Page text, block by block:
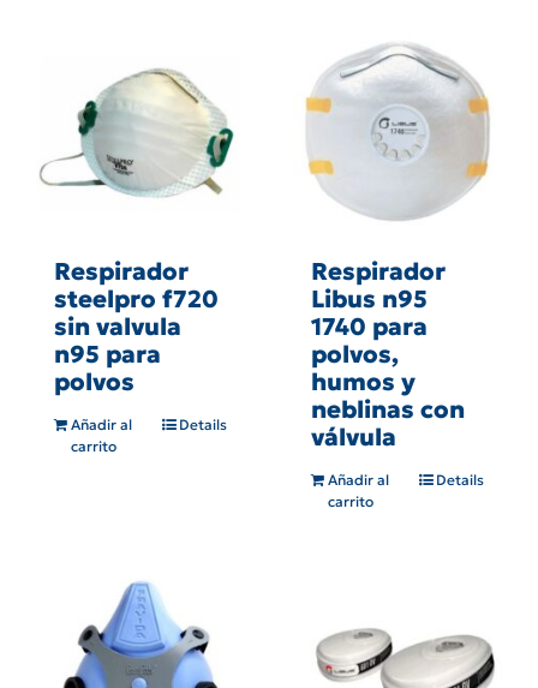
Respirador
steelpro f720
sin valvula
n95 para
polvos
Añadir al
carrito
Details
Respirador
Libus n95
1740 para
polvos,
humos y
neblinas con
válvula
Añadir al
carrito
Details